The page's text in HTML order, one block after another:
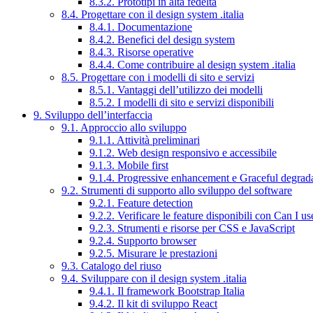
8.4. Progettare con il design system .italia
8.4.1. Documentazione
8.4.2. Benefici del design system
8.4.3. Risorse operative
8.4.4. Come contribuire al design system .italia
8.5. Progettare con i modelli di sito e servizi
8.5.1. Vantaggi dell’utilizzo dei modelli
8.5.2. I modelli di sito e servizi disponibili
9. Sviluppo dell’interfaccia
9.1. Approccio allo sviluppo
9.1.1. Attività preliminari
9.1.2. Web design responsivo e accessibile
9.1.3. Mobile first
9.1.4. Progressive enhancement e Graceful
9.2. Strumenti di supporto allo sviluppo del software
9.2.1. Feature detection
9.2.2. Verificare le feature disponibili con Can I
9.2.3. Strumenti e risorse per CSS e JavaScript
9.2.4. Supporto browser
9.2.5. Misurare le prestazioni
9.3. Catalogo del riuso
9.4. Sviluppare con il design system .italia
9.4.1. Il framework Bootstrap Italia
9.4.2. Il kit di sviluppo React